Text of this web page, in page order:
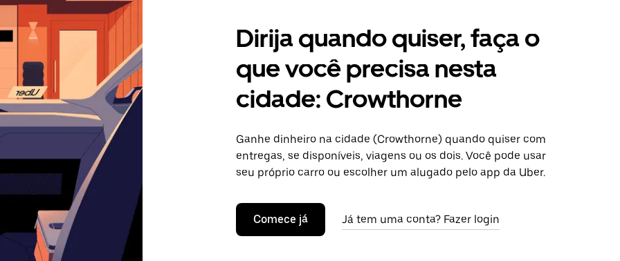
Dirija quando quiser, faça o
que você precisa nesta
cidade: Crowthorne
Ganhe dinheiro na cidade (Crowthorne) quando quiser com
entregas, se disponíveis, viagens ou os dois. Você pode usar
seu próprio carro ou escolher um alugado pelo app da Uber.
Comece já Já tem uma conta? Fazer login